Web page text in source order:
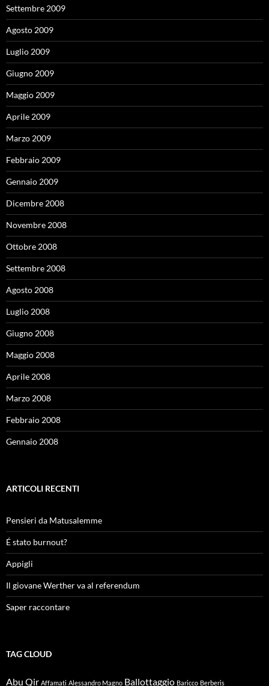
Settembre 2009
Agosto 2009
Luglio 2009
Giugno 2009
Maggio 2009
Aprile 2009
Marzo 2009
Febbraio 2009
Gennaio 2009
Dicembre 2008
Novembre 2008
Ottobre 2008
Settembre 2008
Agosto 2008
Luglio 2008
Giugno 2008
Maggio 2008
Aprile 2008
Marzo 2008
Febbraio 2008
Gennaio 2008
ARTICOLI RECENTI
Pensieri da Matusalemme
É stato burnout?
Appigli
Il giovane Werther va al referendum
Saper raccontare
TAG CLOUD
Abu Qir Affamati Alessandro Magno Ballottaggio Baricco Berberis